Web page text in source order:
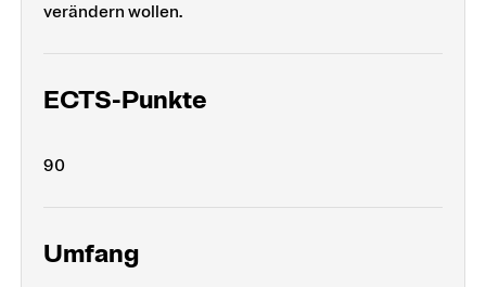
verändern wollen.
ECTS-Punkte
90
Umfang